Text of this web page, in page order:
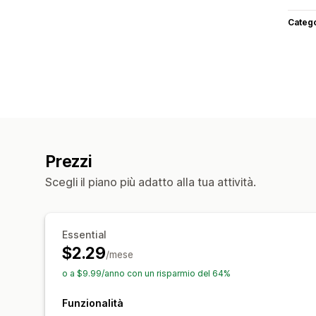
Prezzi
Scegli il piano più adatto alla tua attività.
Essential
$2.29/mese
o a $9.99/anno con un risparmio del 64%
Funzionalità